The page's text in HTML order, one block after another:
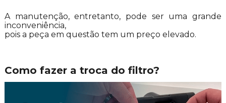
A manutenção, entretanto, pode ser uma grande
inconveniência,
pois a peça em questão tem um preço elevado.
Como fazer a troca do filtro?